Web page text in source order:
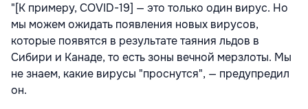
"[К примеру, COVID-19] — это только один вирус. Но
мы можем ожидать появления новых вирусов,
которые появятся в результате таяния льдов в
Сибири и Канаде, то есть зоны вечной мерзлоты. Мы
не знаем, какие вирусы "проснутся", — предупредил
он.